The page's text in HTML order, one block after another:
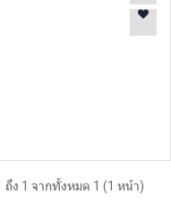
ถึง 1 จากทั้งหมด 1 (1 หน้า)